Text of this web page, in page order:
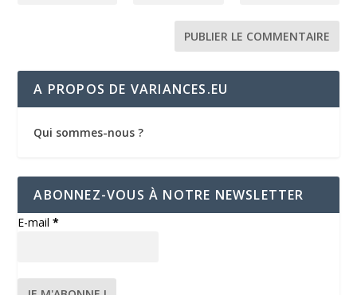
A PROPOS DE VARIANCES.EU
Qui sommes-nous ?
ABONNEZ-VOUS À NOTRE NEWSLETTER
E-mail*